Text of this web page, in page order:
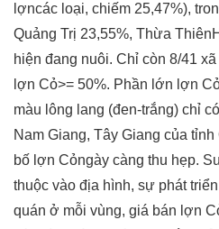
lợncác loại, chiếm 25,47%),
Quảng Trị 23,55%, Thừa
hiện đang nuôi. Chỉ còn 8/41
lợn Cỏ>= 50%. Phần lớn lợn
màu lông lang (đen-trắng) chỉ
Nam Giang, Tây Giang của
bố lợn Cỏngày càng thu hẹp.
thuộc vào địa hình, sự phát
quán ở mỗi vùng, giá bán lợn